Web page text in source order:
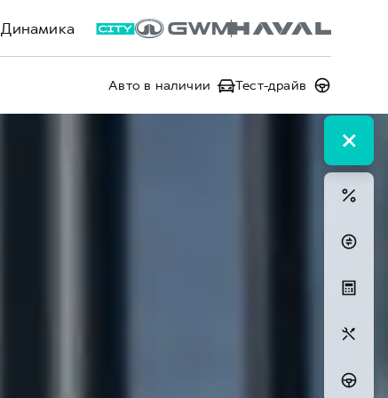
Динамика
Авто в наличии Тест-драйв